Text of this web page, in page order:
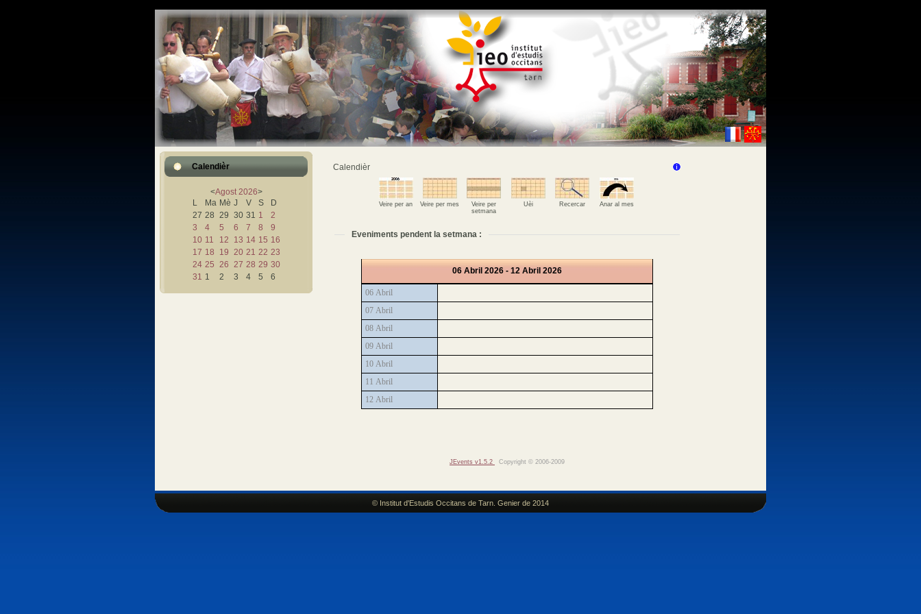
Calendièr
<Agost 2026>
L
Ma Mè J V S
D
27 28 29 30 31 1
2
3
4 5 6 7 8
9
10 11 12 13 14 15 16
17 18 19 20 21 22 23
24 25 26 27 28 29 30
31 1 2 3 4 5 6
Calendièr
Veire per an Veire per mes
Veire per
setmana
Uèi Recercar Anar al mes
Eveniments pendent la setmana :
06 Abril 2026 - 12 Abril 2026
06 Abril
07 Abril
08 Abril
09 Abril
10 Abril
11 Abril
12 Abril
JEvents v1.5.2 Copyright © 2006-2009
© Institut d'Estudis Occitans de Tarn. Genier de 2014